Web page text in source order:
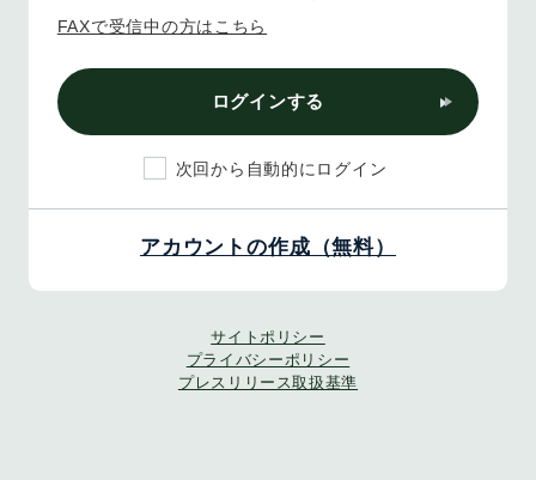
FAXで受信中の方はこちら
ログインする
次回から自動的にログイン
アカウントの作成（無料）
サイトポリシー
プライバシーポリシー
プレスリリース取扱基準